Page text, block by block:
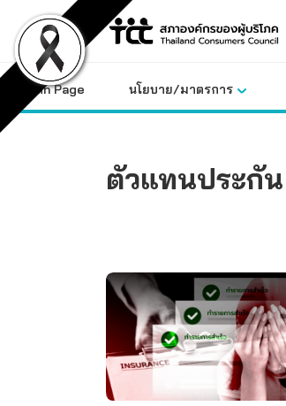
content
Main Page นโยบาย/มาตรการ
ตัวแทนประกัน